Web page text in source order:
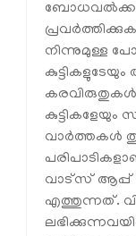
നിന്നുമുള്ള
കുട്ടികളേയും
വാര്‍ത്തകള്‍
വാട്‌സ് ആപ്പ്
എത്തുന്നത്.